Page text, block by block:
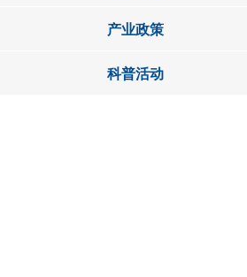
产业政策
科普活动